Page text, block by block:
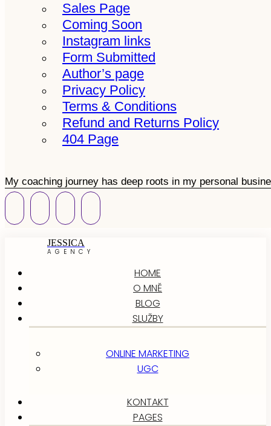
Sales Page
Coming Soon
Instagram links
Form Submitted
Author’s page
Privacy Policy
Terms & Conditions
Refund and Returns Policy
404 Page
My coaching journey has deep roots in my personal
JESSICA
AGENCY
HOME
O MNĚ
BLOG
SLUŽBY
ONLINE MARKETING
UGC
KONTAKT
PAGES